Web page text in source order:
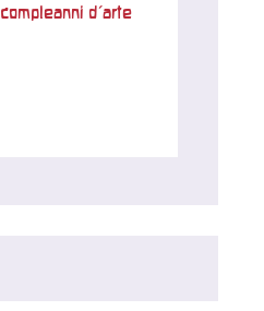
d'arte